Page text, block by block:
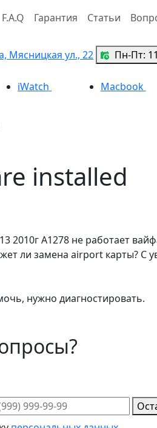
F.A.Q Гарантия Статьи
Мясницкая ул., 22 Пн-Пт:
iWatch Macbook
installed
2010г А1278 не работает
ли замена airport карты? С
нужно диагностировать.